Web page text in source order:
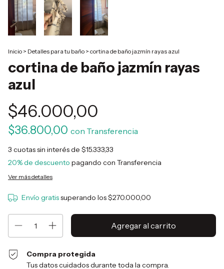
Inicio > Detalles para tu baño > cortina de baño jazmín rayas azul
cortina de baño jazmín rayas
azul
$46.000,00
$36.800,00 con Transferencia
3 cuotas sin interés de $15.333,33
20% de descuento pagando con Transferencia
Ver más detalles
Envío gratissuperando los$270.000,00
Compra protegida
Tus datos cuidados durante toda la compra.